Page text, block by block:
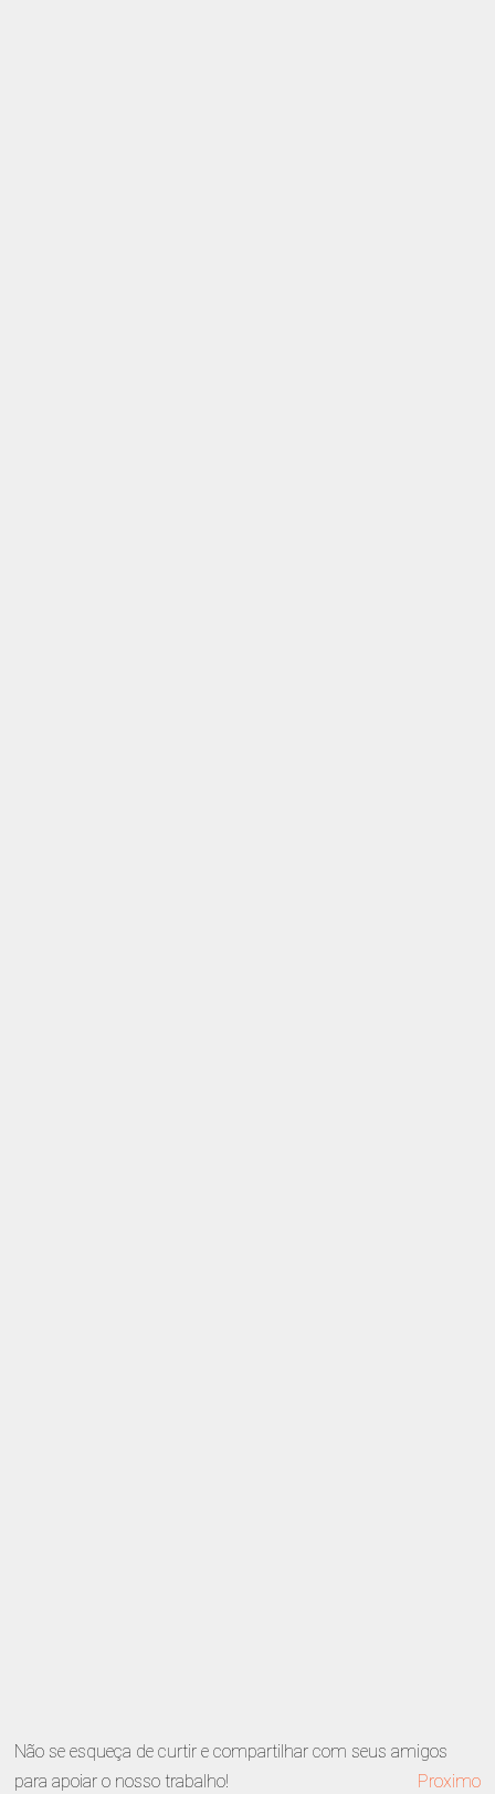
Não se esqueça de curtir e compartilhar com seus amigos
para apoiar o nosso trabalho!
Proximo